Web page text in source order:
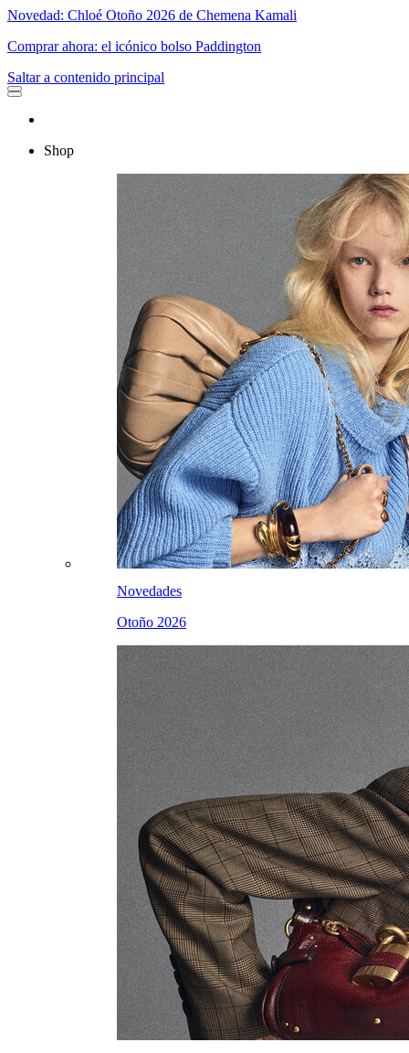
Novedad: Chloé Otoño 2026 de Chemena Kamali
Comprar ahora: el icónico bolso Paddington
Saltar a contenido principal
Shop
Novedades
Otoño 2026